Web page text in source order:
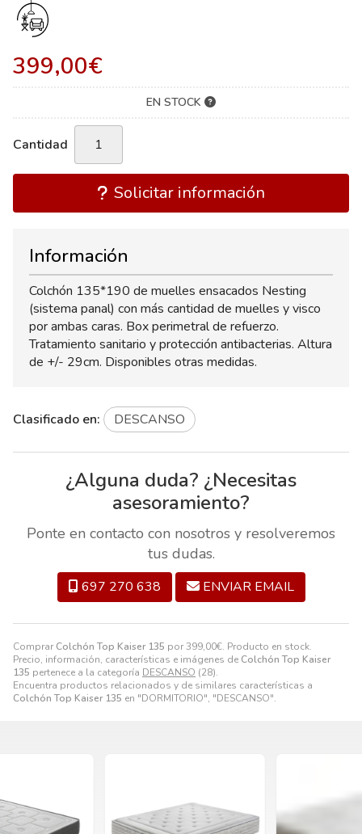
399,00€
EN STOCK
Cantidad
Solicitar información
Comprar Colchón Top Kaiser 135 por399,00€. Producto en stock.
Precio, información, características e imágenes de Colchón Top Kaiser
135 pertenece a la categoría DESCANSO (28).
Encuentra productos relacionados y de similares características a
Colchón Top Kaiser 135 en "DORMITORIO", "DESCANSO".
Información
Colchón 135*190 de muelles ensacados Nesting
(sistema panal) con más cantidad de muelles y visco
por ambas caras. Box perimetral de refuerzo.
Tratamiento sanitario y protección antibacterias. Altura
de +/- 29cm. Disponibles otras medidas.
Clasificado en: DESCANSO
¿Alguna duda? ¿Necesitas
asesoramiento?
Ponte en contacto con nosotros y resolveremos
tus dudas.
697 270 638 ENVIAR EMAIL